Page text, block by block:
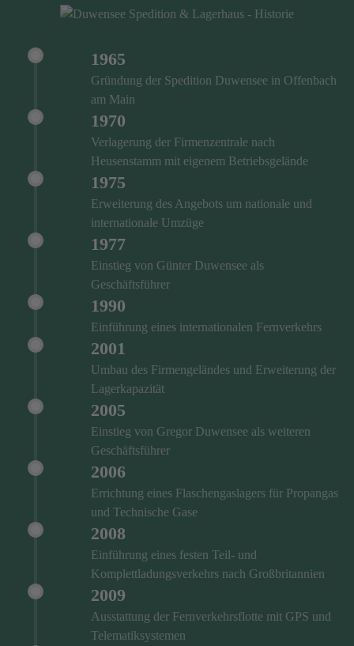
1965
Gründung der Spedition Duwensee in Offenbach
am Main
1970
Verlagerung der Firmenzentrale nach
Heusenstamm mit eigenem Betriebsgelände
1975
Erweiterung des Angebots um nationale und
internationale Umzüge
1977
Einstieg von Günter Duwensee als
Geschäftsführer
1990
Einführung eines internationalen Fernverkehrs
2001
Umbau des Firmengeländes und Erweiterung der
Lagerkapazität
2005
Einstieg von Gregor Duwensee als weiteren
Geschäftsführer
2006
Errichtung eines Flaschengaslagers für Propangas
und Technische Gase
2008
Einführung eines festen Teil- und
Komplettladungsverkehrs nach Großbritannien
2009
Ausstattung der Fernverkehrsflotte mit GPS und
Telematiksystemen